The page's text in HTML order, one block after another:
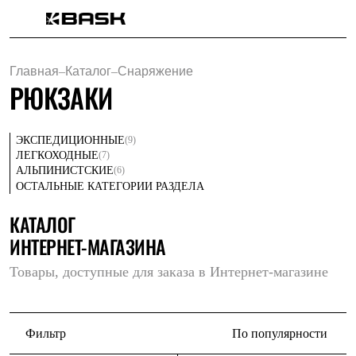
Мужская одежда
Утепленная пухом
Куртки
Жилеты
Комбинезоны
Утепленная синтетикой
Куртки
Брюки
Куртки
Брюки
Софтшелл одежда
Куртки
Куртки
Брюки
Главная–Каталог–Снаряжение
РЮКЗАКИ
ЭКСПЕДИЦИОННЫЕ(9)
ЛЕГКОХОДНЫЕ(7)
АЛЬПИНИСТСКИЕ(6)
ОСТАЛЬНЫЕ КАТЕГОРИИ РАЗДЕЛА
КАТАЛОГ
ИНТЕРНЕТ-МАГАЗИНА
Товары, доступные для заказа в Интернет-магазине
Фильтр По популярности